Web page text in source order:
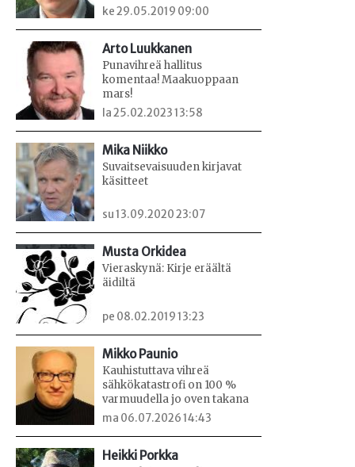
ke 29.05.2019 09:00
Arto Luukkanen
Punavihreä hallitus
komentaa! Maakuoppaan
mars!
la 25.02.2023 13:58
Mika Niikko
Suvaitsevaisuuden kirjavat
käsitteet
su 13.09.2020 23:07
Musta Orkidea
Vieraskynä: Kirje eräältä
äidiltä
pe 08.02.2019 13:23
Mikko Paunio
Kauhistuttava vihreä
sähkökatastrofi on 100 %
varmuudella jo oven takana
ma 06.07.2026 14:43
Heikki Porkka